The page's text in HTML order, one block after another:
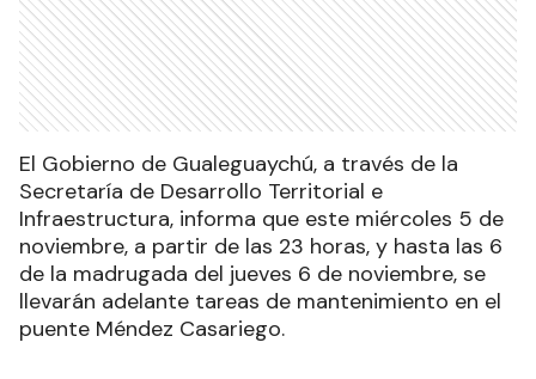
El Gobierno de Gualeguaychú, a través de la
Secretaría de Desarrollo Territorial e
Infraestructura, informa que este miércoles 5 de
noviembre, a partir de las 23 horas, y hasta las 6
de la madrugada del jueves 6 de noviembre, se
llevarán adelante tareas de mantenimiento en el
puente Méndez Casariego.